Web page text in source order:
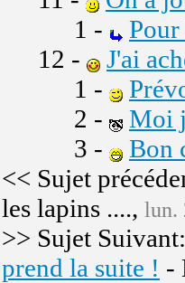
1 -
12 -
J'ai
1 -
2 -
Moi
3 -
Bon
<< Sujet
les lapins ...., lun.
>> Sujet Suivant:
prend la suite ! -